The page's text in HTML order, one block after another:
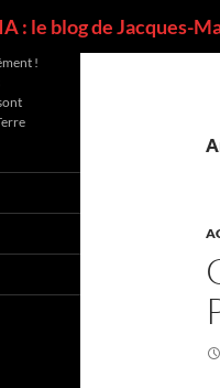
: le blog de Jacques-
!